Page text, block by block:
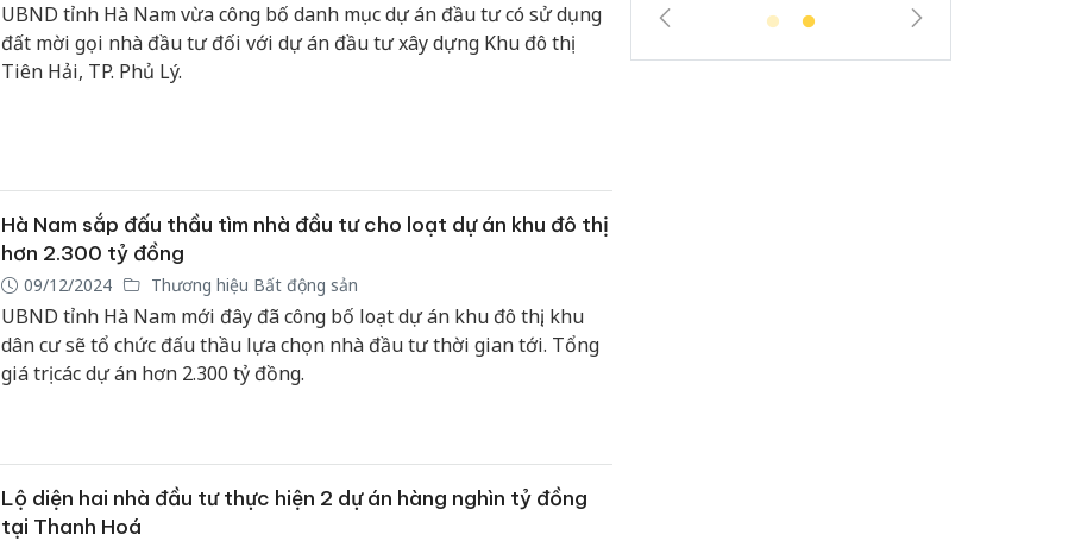
UBND tỉnh Hà Nam vừa công bố danh mục dự án đầu tư có sử dụng
đất mời gọi nhà đầu tư đối với dự án đầu tư xây dựng Khu đô thị
Tiên Hải, TP. Phủ Lý.
Hà Nam sắp đấu thầu tìm nhà đầu tư cho loạt dự án khu đô thị
hơn 2.300 tỷ đồng
09/12/2024 Thương hiệu Bất động sản
UBND tỉnh Hà Nam mới đây đã công bố loạt dự án khu đô thị, khu
dân cư sẽ tổ chức đấu thầu lựa chọn nhà đầu tư thời gian tới. Tổng
giá trị các dự án hơn 2.300 tỷ đồng.
Lộ diện hai nhà đầu tư thực hiện 2 dự án hàng nghìn tỷ đồng
tại Thanh Hoá